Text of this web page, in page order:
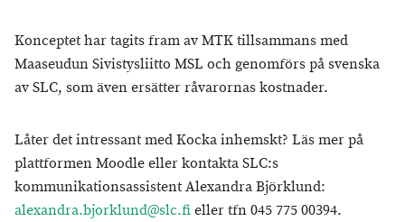
Konceptet har tagits fram av MTK tillsammans med
Maaseudun Sivistysliitto MSL och genomförs på svenska
av SLC, som även ersätter råvarornas kostnader.
Låter det intressant med Kocka inhemskt? Läs mer på
plattformen Moodle eller kontakta SLC:s
kommunikationsassistent Alexandra Björklund:
alexandra.bjorklund@slc.fieller tfn 045 775 00394.